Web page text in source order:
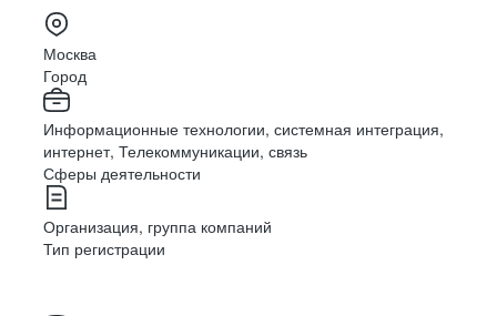
Москва
Город
Информационные технологии, системная интеграция,
интернет, Телекоммуникации, связь
Сферы деятельности
Организация, группа компаний
Тип регистрации